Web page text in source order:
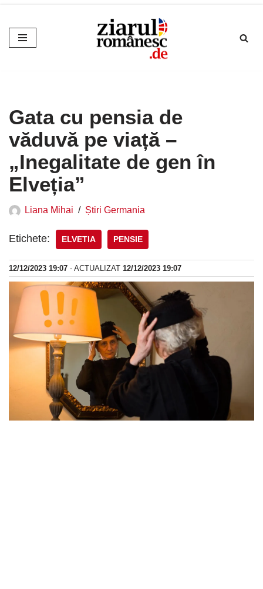
Sari
la
Gata cu pensia de
văduvă pe viață –
„Inegalitate de gen în
Elveția”
Liana Mihai Știri Germania
Etichete: ELVETIA PENSIE
12/12/2023 19:07 - ACTUALIZAT 12/12/2023 19:07